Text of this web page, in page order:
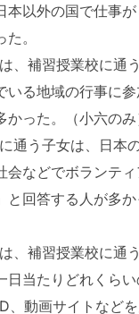
本以外の国で仕事
。
、補習授業校に通
いる地域の行事に
った。（小六のみ
通う子女は、日本
会などでボランテ
と回答する人が多
、補習授業校に通
日当たりどれくら
、動画サイトなど